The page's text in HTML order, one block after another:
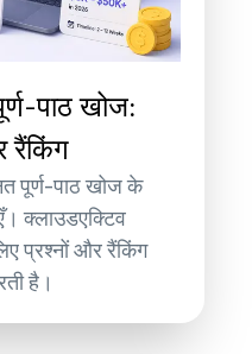
पाठ खोज:
पूर्ण-पाठ खोज के
क्लाउडएक्टिव
प्रश्नों और रैंकिंग
है।